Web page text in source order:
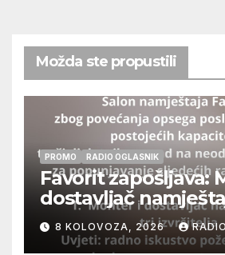
Možda ste propustili
PROMO RADIO OGLASNIK
Favorit zapošljava:
dostavljač
izvršitelja
8 KOLOVOZA, 2026